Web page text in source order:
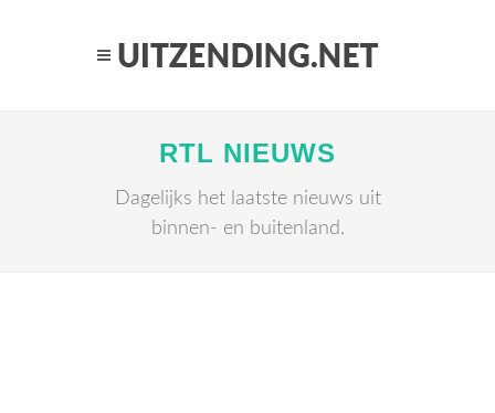
RTL NIEUWS
Dagelijks het laatste nieuws uit
binnen- en buitenland.